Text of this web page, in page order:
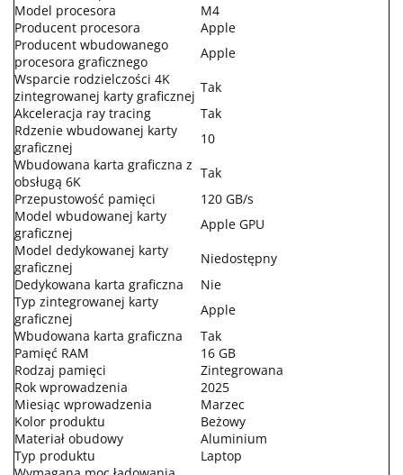
Model procesora
M4
Producent procesora
Apple
Producent wbudowanego
procesora graficznego
Apple
Wsparcie rodzielczości 4K
zintegrowanej karty graficznej
Tak
Akceleracja ray tracing
Tak
Rdzenie wbudowanej karty
graficznej
10
Wbudowana karta graficzna z
obsługą 6K
Tak
Przepustowość pamięci
120 GB/s
Model wbudowanej karty
graficznej
Apple GPU
Model dedykowanej karty
graficznej
Niedostępny
Dedykowana karta graficzna
Nie
Typ zintegrowanej karty
graficznej
Apple
Wbudowana karta graficzna
Tak
Pamięć RAM
16 GB
Rodzaj pamięci
Zintegrowana
Rok wprowadzenia
2025
Miesiąc wprowadzenia
Marzec
Kolor produktu
Beżowy
Materiał obudowy
Aluminium
Typ produktu
Laptop